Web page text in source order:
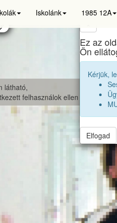
Iskolánk 1985 12A
20. találkozó
248
25.
vannak, hogy védjük őket és a
látható,
felhasználok ellen védve van.
Ez az
Ön
Kérjük,
Elfogad